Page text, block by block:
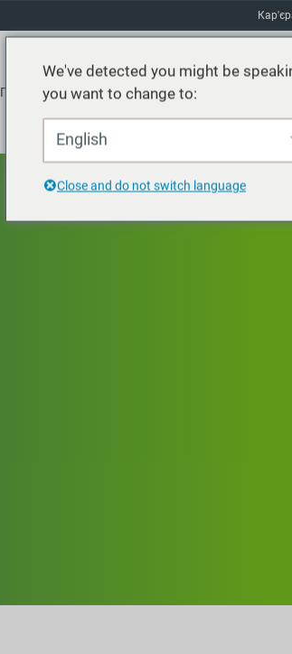
Продукти Послуги Стійкість
We've detected you might be
you want to change to:
English
Close and do not switch language